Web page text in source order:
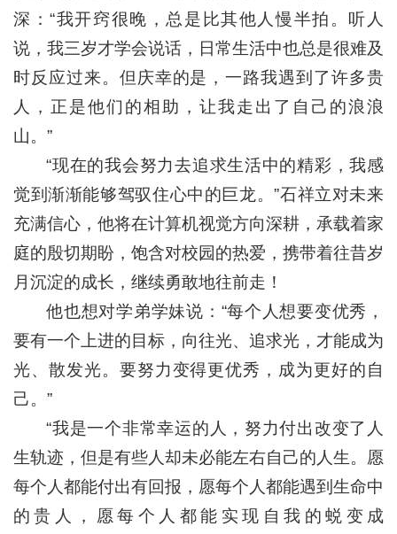
深：“我开窍很晚，总是比其他人慢半拍。听人
说，我三岁才学会说话，日常生活中也总是很难及
时反应过来。但庆幸的是，一路我遇到了许多贵
人，正是他们的相助，让我走出了自己的浪浪
山。”
“现在的我会努力去追求生活中的精彩，我感
觉到渐渐能够驾驭住心中的巨龙。”石祥立对未来
充满信心，他将在计算机视觉方向深耕，承载着家
庭的殷切期盼，饱含对校园的热爱，携带着往昔岁
月沉淀的成长，继续勇敢地往前走！
他也想对学弟学妹说：“每个人想要变优秀，
要有一个上进的目标，向往光、追求光，才能成为
光、散发光。要努力变得更优秀，成为更好的自
己。”
“我是一个非常幸运的人，努力付出改变了人
生轨迹，但是有些人却未必能左右自己的人生。愿
每个人都能付出有回报，愿每个人都能遇到生命中
的贵人，愿每个人都能实现自我的蜕变成